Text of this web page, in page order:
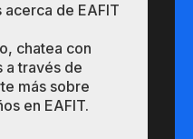
a​cerca de ​EAFIT
chatea con
a través de
más sobre
en EAFIT.